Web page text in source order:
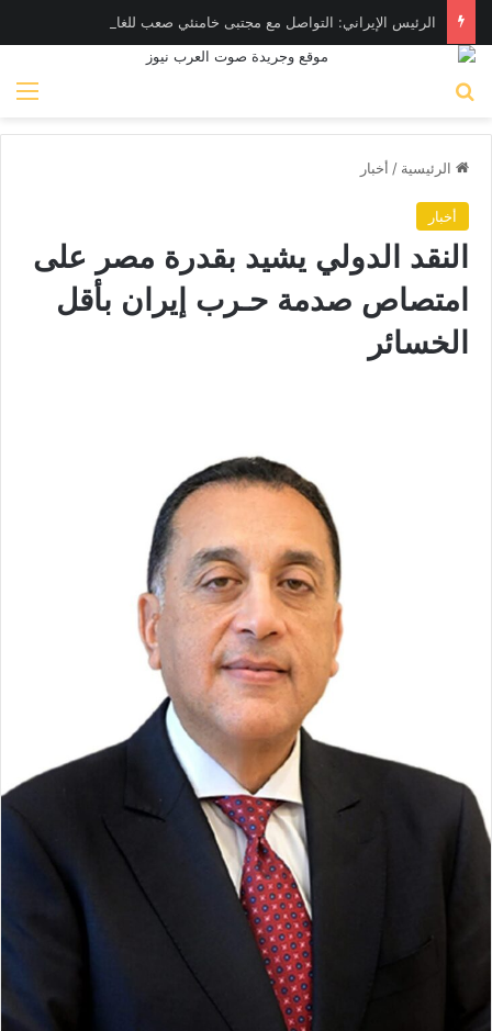
الرئيس الإيراني: التواصل مع مجتبى خامنئي صعب للغاية حالياً
الرئيسية / أخبار
أخبار
النقد الدولي يشيد بقدرة مصر على
امتصاص صدمة حـرب إيران بأقل
الخسائر